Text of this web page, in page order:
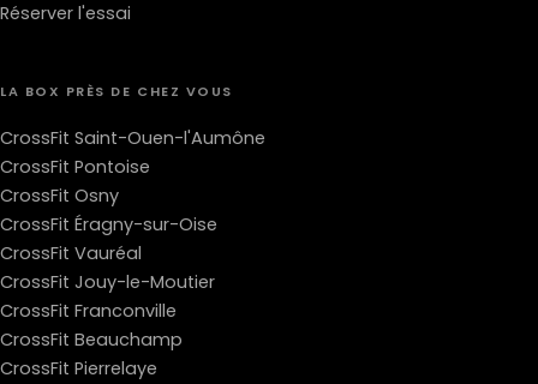
Réserver l'essai
LA BOX PRÈS DE CHEZ VOUS
CrossFit Saint-Ouen-l'Aumône
CrossFit Pontoise
CrossFit Osny
CrossFit Éragny-sur-Oise
CrossFit Vauréal
CrossFit Jouy-le-Moutier
CrossFit Franconville
CrossFit Beauchamp
CrossFit Pierrelaye